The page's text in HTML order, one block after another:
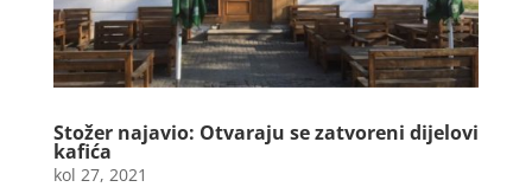
Stožer najavio: Otvaraju se zatvoreni dijelovi
kafića
kol 27, 2021